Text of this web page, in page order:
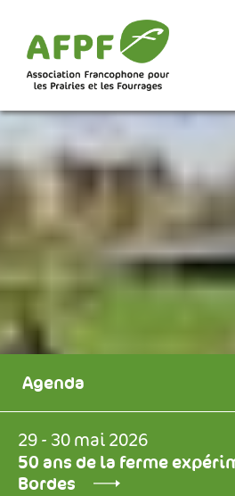
Agenda
29 - 30 mai 2026
50 ans de la ferme
Bordes